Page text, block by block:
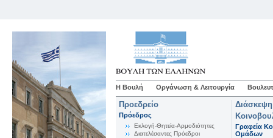
Η Βουλή Οργάνωση & Λειτουργία
Προεδρείο
Πρόεδρος
Εκλογή-Θητεία-Αρμοδιότητες
Διατελέσαντες Πρόεδροι
Γραφεία
Ομάδων